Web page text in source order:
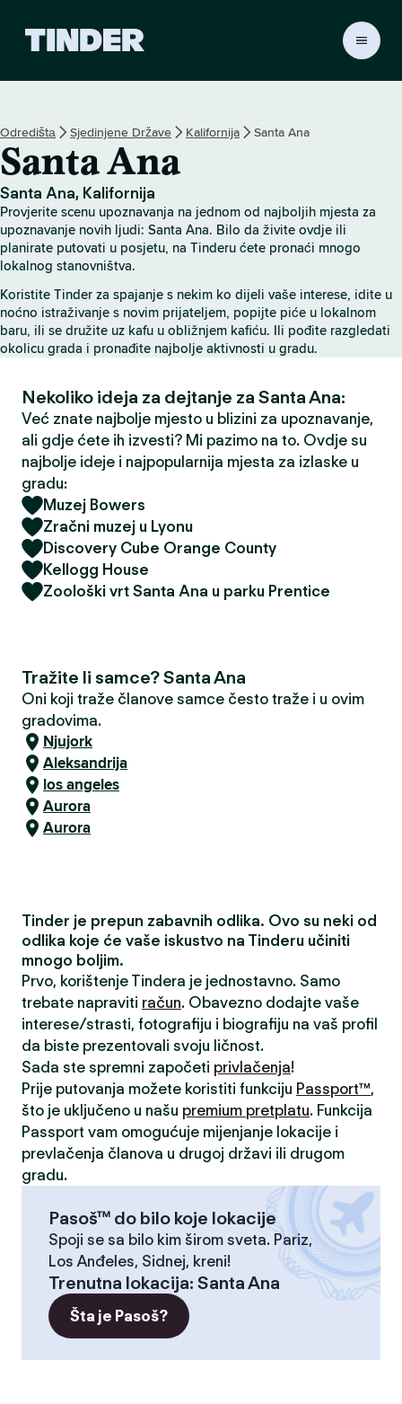
r
H
o
m
e
Odredištа Sjedinjene Države Kalifornija Santa Ana
Santa Ana
Santa Ana, Kalifornija
Provjerite scenu upoznavanja na jednom od najboljih mjesta za
upoznavanje novih ljudi: Santa Ana. Bilo da živite ovdje ili
planirate putovati u posjetu, na Tinderu ćete pronaći mnogo
lokalnog stanovništva.
Koristite Tinder za spajanje s nekim ko dijeli vaše interese, idite u
noćno istraživanje s novim prijateljem, popijte piće u lokalnom
baru, ili se družite uz kafu u obližnjem kafiću. Ili pođite razgledati
okolicu grada i pronađite najbolje aktivnosti u gradu.
Nekoliko ideja za dejtanje za Santa Ana:
Već znate najbolje mjesto u blizini za upoznavanje,
ali gdje ćete ih izvesti? Mi pazimo na to. Ovdje su
najbolje ideje i najpopularnija mjesta za izlaske u
gradu:
Muzej Bowers
Zračni muzej u Lyonu
Discovery Cube Orange County
Kellogg House
Zoološki vrt Santa Ana u parku Prentice
Tražite li samce? Santa Ana
Oni koji traže članove samce često traže i u ovim
gradovima.
Njujork
Aleksandrija
los angeles
Aurora
Aurora
Tinder je prepun zabavnih odlika. Ovo su neki od
odlika koje će vaše iskustvo na Tinderu učiniti
mnogo boljim.
Prvo, korištenje Tindera je jednostavno. Samo
trebate napraviti račun. Obavezno dodajte vaše
interese/strasti, fotografiju i biografiju na vaš profil
da biste prezentovali svoju ličnost.
Sada ste spremni započeti privlačenja!
Prije putovanja možete koristiti funkciju Passport™,
što je uključeno u našu premium pretplatu. Funkcija
Passport vam omogućuje mijenjanje lokacije i
prevlačenja članova u drugoj državi ili drugom
gradu.
Pasoš™ do bilo koje lokacije
Spoji se sa bilo kim širom sveta. Pariz,
Los Anđeles, Sidnej, kreni!
Trenutna lokacija: Santa Ana
Šta je Pasoš?